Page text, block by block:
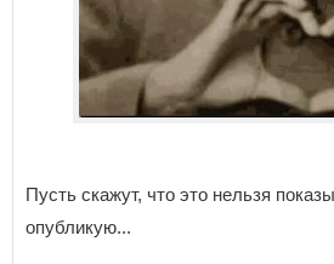
Пусть скажут, что это нельзя
опубликую...